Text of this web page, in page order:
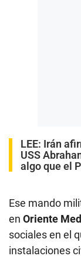
LEE: Irán
USS
algo que el
Ese mando
en Oriente
sociales en el
instalaciones